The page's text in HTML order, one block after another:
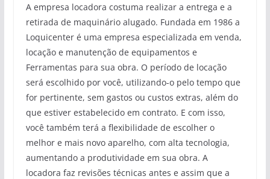
A empresa locadora costuma realizar a entrega e a
retirada de maquinário alugado. Fundada em 1986 a
Loquicenter é uma empresa especializada em venda,
locação e manutenção de equipamentos e
Ferramentas para sua obra. O período de locação
será escolhido por você, utilizando-o pelo tempo que
for pertinente, sem gastos ou custos extras, além do
que estiver estabelecido em contrato. E com isso,
você também terá a flexibilidade de escolher o
melhor e mais novo aparelho, com alta tecnologia,
aumentando a produtividade em sua obra. A
locadora faz revisões técnicas antes e assim que a